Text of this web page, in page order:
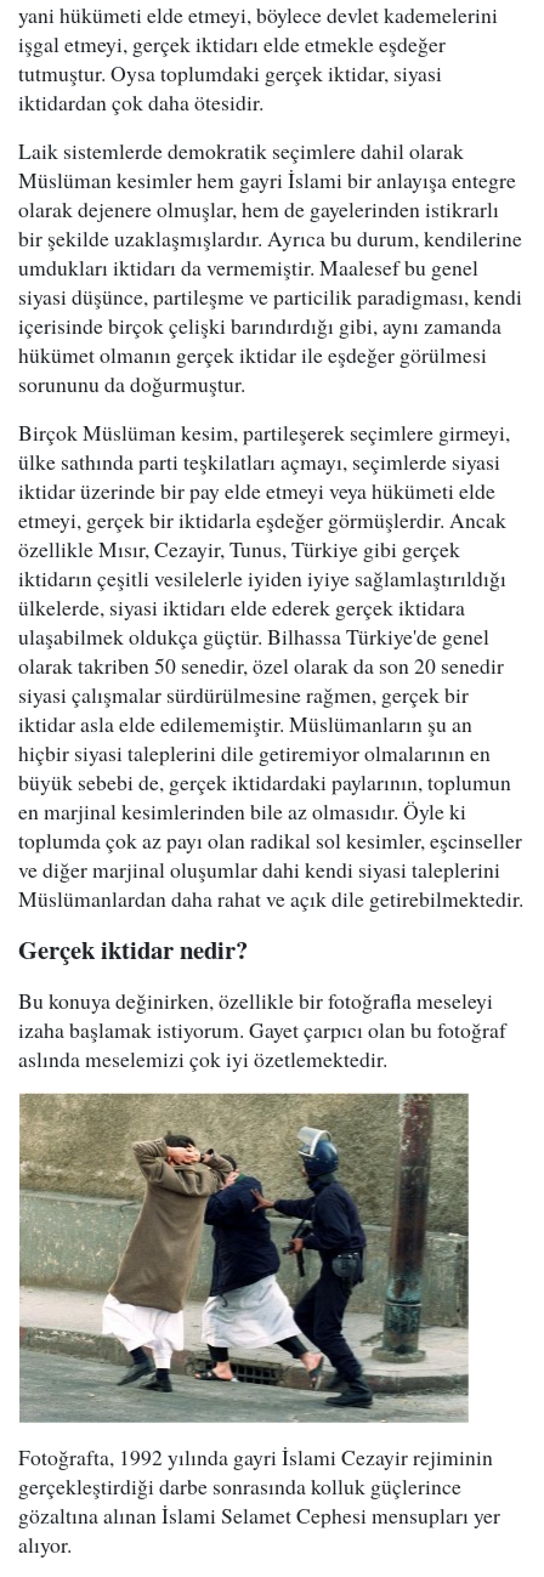
yani hükümeti elde etmeyi, böylece devlet kademelerini
işgal etmeyi, gerçek iktidarı elde etmekle eşdeğer
tutmuştur. Oysa toplumdaki gerçek iktidar, siyasi
iktidardan çok daha ötesidir.
Laik sistemlerde demokratik seçimlere dahil olarak
Müslüman kesimler hem gayri İslami bir anlayışa entegre
olarak dejenere olmuşlar, hem de gayelerinden istikrarlı
bir şekilde uzaklaşmışlardır. Ayrıca bu durum, kendilerine
umdukları iktidarı da vermemiştir. Maalesef bu genel
siyasi düşünce, partileşme ve particilik paradigması, kendi
içerisinde birçok çelişki barındırdığı gibi, aynı zamanda
hükümet olmanın gerçek iktidar ile eşdeğer görülmesi
sorununu da doğurmuştur.
Birçok Müslüman kesim, partileşerek seçimlere girmeyi,
ülke sathında parti teşkilatları açmayı, seçimlerde siyasi
iktidar üzerinde bir pay elde etmeyi veya hükümeti elde
etmeyi, gerçek bir iktidarla eşdeğer görmüşlerdir. Ancak
özellikle Mısır, Cezayir, Tunus, Türkiye gibi gerçek
iktidarın çeşitli vesilelerle iyiden iyiye sağlamlaştırıldığı
ülkelerde, siyasi iktidarı elde ederek gerçek iktidara
ulaşabilmek oldukça güçtür. Bilhassa Türkiye'de genel
olarak takriben 50 senedir, özel olarak da son 20 senedir
siyasi çalışmalar sürdürülmesine rağmen, gerçek bir
iktidar asla elde edilememiştir. Müslümanların şu an
hiçbir siyasi taleplerini dile getiremiyor olmalarının en
büyük sebebi de, gerçek iktidardaki paylarının, toplumun
en marjinal kesimlerinden bile az olmasıdır. Öyle ki
toplumda çok az payı olan radikal sol kesimler, eşcinseller
ve diğer marjinal oluşumlar dahi kendi siyasi taleplerini
Müslümanlardan daha rahat ve açık dile getirebilmektedir.
Gerçek iktidar nedir?
Bu konuya değinirken, özellikle bir fotoğrafla meseleyi
izaha başlamak istiyorum. Gayet çarpıcı olan bu fotoğraf
aslında meselemizi çok iyi özetlemektedir.
Fotoğrafta, 1992 yılında gayri İslami Cezayir rejiminin
gerçekleştirdiği darbe sonrasında kolluk güçlerince
gözaltına alınan İslami Selamet Cephesi mensupları yer
alıyor.